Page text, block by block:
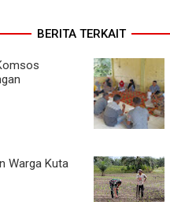
BERITA TERKAIT
Warga Kuta